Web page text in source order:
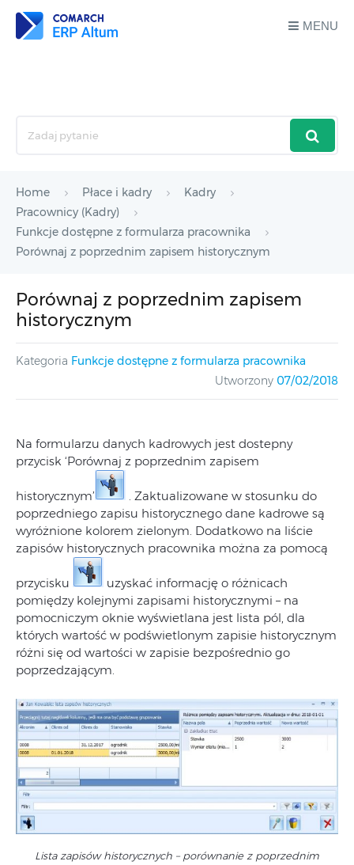
MENU
Home Płace i kadry
Kadry
Pracownicy (Kadry)
Funkcje dostępne z formularza pracownika
Porównaj z poprzednim zapisem historycznym
Porównaj z poprzednim zapisem
historycznym
Kategoria Funkcje dostępne z formularza pracownika
Utworzony 07/02/2018
Na formularzu danych kadrowych jest dostepny
przycisk ‘Porównaj z poprzednim zapisem
historycznym’
. Zaktualizowane w stosunku do
poprzedniego zapisu historycznego dane kadrowe są
wyróżnione kolorem zielonym. Dodatkowo na liście
zapisów historycznych pracownika można za pomocą
przycisku
uzyskać informację o różnicach
pomiędzy kolejnymi zapisami historycznymi – na
pomocniczym oknie wyświetlana jest lista pól, dla
których wartość w podświetlonym zapisie historycznym
różni się od wartości w zapisie bezpośrednio go
poprzedzającym.
Lista zapisów historycznych – porównanie z poprzednim